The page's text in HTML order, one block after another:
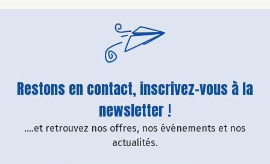
Restons en contact, inscrivez-vous à la
newsletter !
....et retrouvez nos offres, nos événements et nos
actualités.